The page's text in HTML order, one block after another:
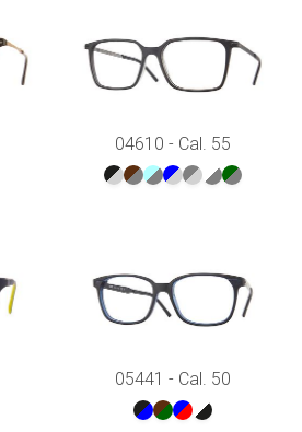
04610 - Cal. 55
05441 - Cal. 50